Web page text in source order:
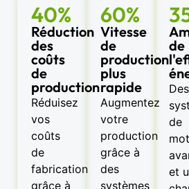
40%
Réduction
des
coûts
de
production
Réduisez
vos
coûts
de
fabrication
grâce à
60%
Vitesse
de
production
plus
rapide
Augmentez
votre
production
grâce à
des
systèmes
de
Des
de
et